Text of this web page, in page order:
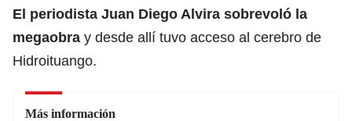
El periodista Juan Diego Alvira sobrevoló la
megaobra y desde allí tuvo acceso al cerebro de
Hidroituango.
Más información